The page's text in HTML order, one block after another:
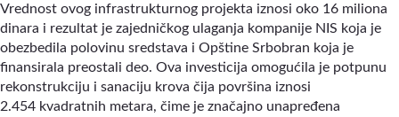
Vrednost ovog infrastrukturnog projekta iznosi oko 16 miliona
dinara i rezultat je zajedničkog ulaganja kompanije NIS koja je
obezbedila polovinu sredstava i Opštine Srbobran koja je
finansirala preostali deo. Ova investicija omogućila je potpunu
rekonstrukciju i sanaciju krova čija površina iznosi
2.454 kvadratnih metara, čime je značajno unapređena